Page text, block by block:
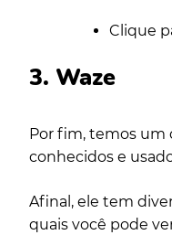
Clique
3. Waze
Por fim, temos um
conhecidos e
Afinal, ele tem
quais você pode